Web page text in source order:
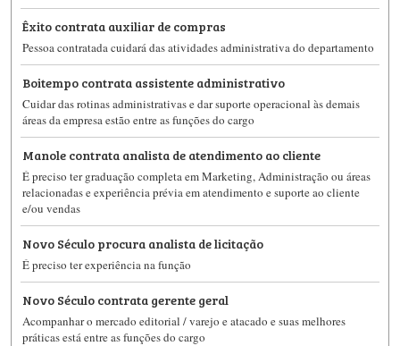
Êxito contrata auxiliar de compras
Pessoa contratada cuidará das atividades administrativa do departamento
Boitempo contrata assistente administrativo
Cuidar das rotinas administrativas e dar suporte operacional às demais
áreas da empresa estão entre as funções do cargo
Manole contrata analista de atendimento ao cliente
É preciso ter graduação completa em Marketing, Administração ou áreas
relacionadas e experiência prévia em atendimento e suporte ao cliente
e/ou vendas
Novo Século procura analista de licitação
É preciso ter experiência na função
Novo Século contrata gerente geral
Acompanhar o mercado editorial / varejo e atacado e suas melhores
práticas está entre as funções do cargo